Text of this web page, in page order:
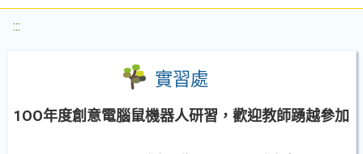
:::
實習處
1OO年度創意電腦鼠機器人研習，歡迎教師踴越參加